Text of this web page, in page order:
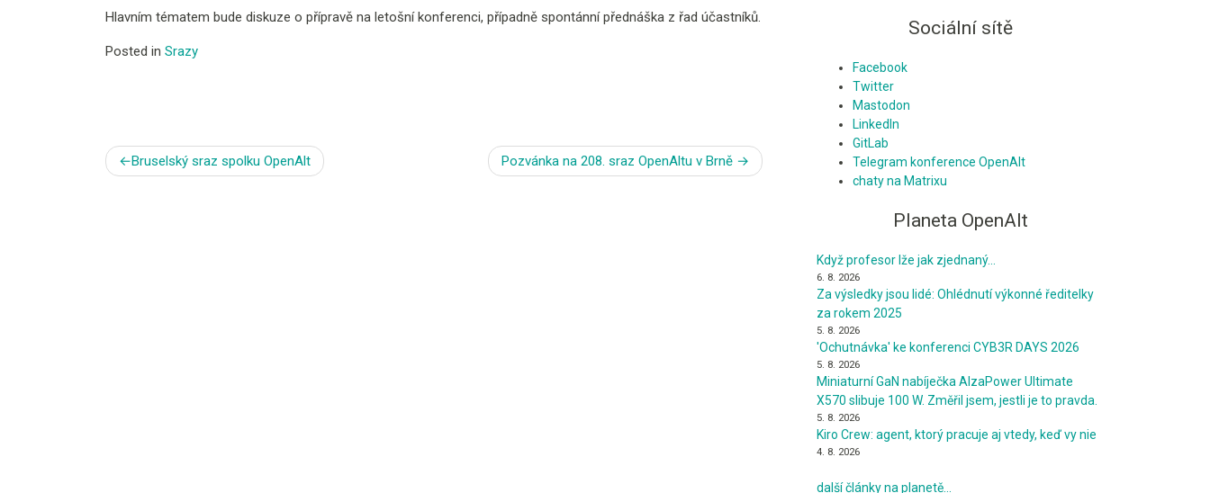
Hlavním tématem bude diskuze o přípravě na letošní konferenci, případně spontánní přednáška z řad účastníků.
Posted in Srazy
Navigace
Bruselský sraz spolku OpenAlt Pozvánka na 208. sraz OpenAltu v Brně
Sociální sítě
Facebook
Twitter
Mastodon
LinkedIn
GitLab
Telegram konference OpenAlt
chaty na Matrixu
Planeta OpenAlt
Když profesor lže jak zjednaný…
6. 8. 2026
Za výsledky jsou lidé: Ohlédnutí výkonné ředitelky
za rokem 2025
5. 8. 2026
'Ochutnávka' ke konferenci CYB3R DAYS 2026
5. 8. 2026
Miniaturní GaN nabíječka AlzaPower Ultimate
X570 slibuje 100 W. Změřil jsem, jestli je to pravda.
5. 8. 2026
Kiro Crew: agent, ktorý pracuje aj vtedy, keď vy nie
4. 8. 2026
další články na planetě…